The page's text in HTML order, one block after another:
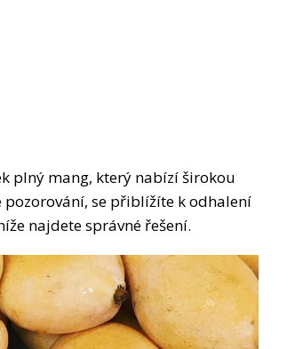
plný mang, který nabízí širokou
se přiblížíte k odhalení
najdete správné řešení.